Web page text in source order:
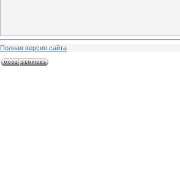
Полная версия сайта